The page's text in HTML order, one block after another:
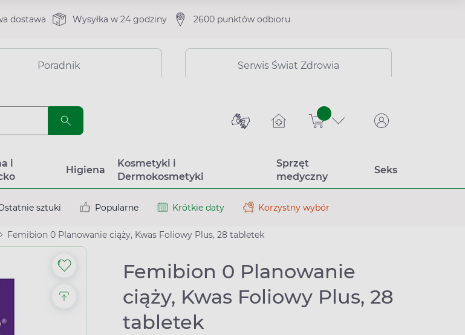
dostawa Wysyłka w 24 godziny 2600 punktów odbioru
Poradnik Serwis Świat Zdrowia
sztuk
i
Higiena
Kosmetyki i
Dermokosmetyki
Sprzęt
medyczny
Seks
sztuki Popularne Krótkie daty Korzystny wybór
Femibion 0 Planowanie ciąży, Kwas Foliowy Plus, 28 tabletek
Femibion 0 Planowanie
ciąży, Kwas Foliowy Plus, 28
tabletek